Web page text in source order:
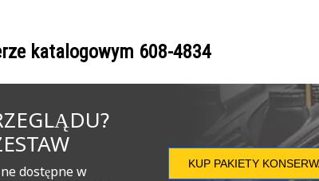
katalogowym 608-4834
dostępne w
KUP PAKIETY